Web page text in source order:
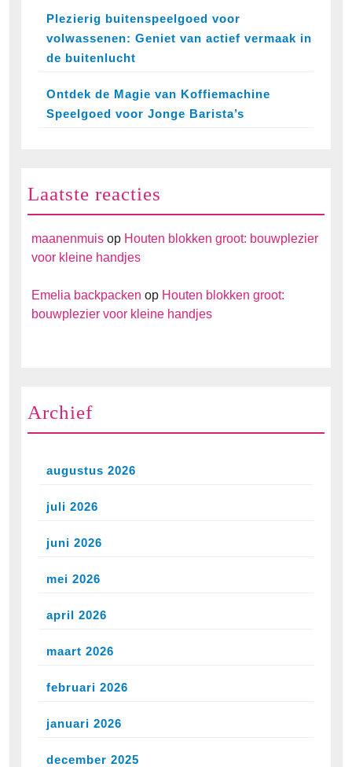
Plezierig buitenspeelgoed voor
volwassenen: Geniet van actief vermaak in
de buitenlucht
Ontdek de Magie van Koffiemachine
Speelgoed voor Jonge Barista’s
Laatste reacties
maanenmuis op Houten blokken groot: bouwplezier
voor kleine handjes
Emelia backpacken op Houten blokken groot:
bouwplezier voor kleine handjes
Archief
augustus 2026
juli 2026
juni 2026
mei 2026
april 2026
maart 2026
februari 2026
januari 2026
december 2025